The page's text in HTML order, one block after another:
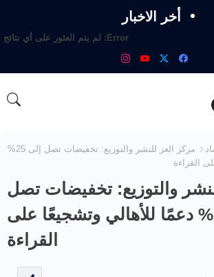
أخر الاخبار
Error: لم يتم العثور على أي نتائج
مركز العز للنشر والتوزيع: تخفيضات تصل إلى 25%
القراءة
والتوزيع: تخفيضات تصل
إلى 25% دعمًا للأهالي وتشجيعًا على
القراءة